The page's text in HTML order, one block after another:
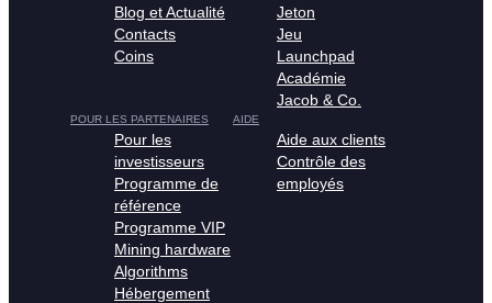
Blog et Actualité
Contacts
Coins
Jeton
Jeu
Launchpad
Académie
Jacob & Co.
POUR LES PARTENAIRES
Pour les
investisseurs
Programme de
référence
Programme VIP
Mining hardware
Algorithms
Hébergement
AIDE
Aide aux clients
Contrôle des
employés